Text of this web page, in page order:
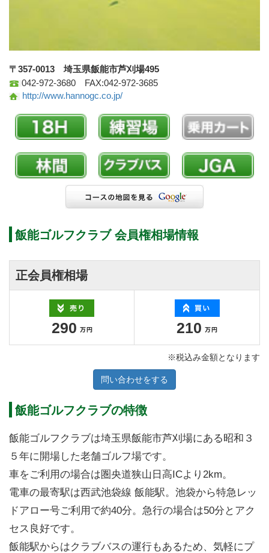
〒357-0013 埼玉県飯能市芦刈場495
042-972-3680 FAX:042-972-3685
http://www.hannogc.co.jp/
飯能ゴルフクラブ 会員権相場情報
正会員権相場
290 210
※税込み金額となります
問い合わせをする
飯能ゴルフクラブの特徴
飯能ゴルフクラブは埼玉県飯能市芦刈場にある昭和３
５年に開場した老舗ゴルフ場です。
車をご利用の場合は圏央道狭山日高ICより2km。
電車の最寄駅は西武池袋線 飯能駅。池袋から特急レッ
ドアロー号ご利用で約40分。急行の場合は50分とアク
セス良好です。
飯能駅からはクラブバスの運行もあるため、気軽にプ